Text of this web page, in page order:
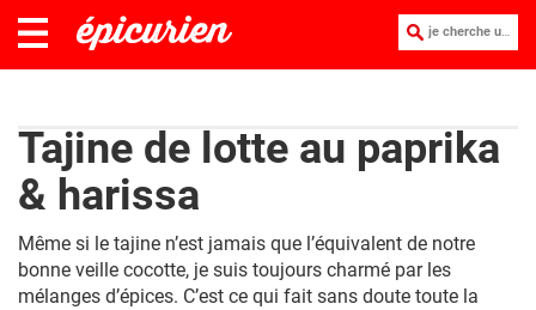
je cherche une recette :
Tajine de lotte au paprika
& harissa
Même si le tajine n’est jamais que l’équivalent de notre
bonne veille cocotte, je suis toujours charmé par les
mélanges d’épices. C’est ce qui fait sans doute toute la